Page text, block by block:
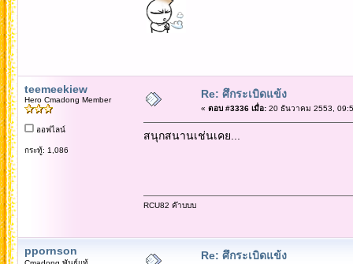
teemeekiew
Hero Cmadong Member
ออฟไลน์
กระทู้: 1,086
Re: ศึกระเบิดแข้ง
« ตอบ #3336 เมื่อ:20 ธันวาคม 2553,
สนุกสนานเช่นเคย...
RCU82 ค๊าบบบ
ppornson Re: ศึกระเบิดแข้ง